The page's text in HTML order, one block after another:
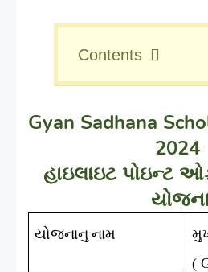
Contents
Gyan Sadhana
2024
હાઇલાઇટ પોઇન્ટ
યોજનાનુ નામ
(